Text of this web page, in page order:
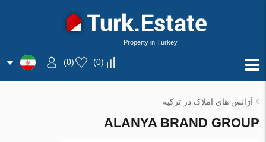
Property in Turkey
(
0
)
(
0
)
آژانس های املاک در ترکیه
ALANYA BRAND GROUP